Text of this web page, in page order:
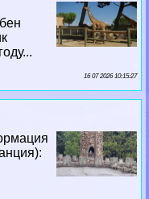
16 07 2026 10:15:27